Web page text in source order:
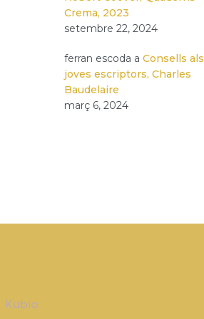
Crema, 2023
setembre 22, 2024
ferran escoda a Consells als
joves escriptors, Charles
Baudelaire
març 6, 2024
Kubio